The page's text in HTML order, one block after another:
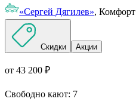
«Сергей Дягилев», Комфорт
Скидки Акции
от 43 200 ₽
Свободно кают: 7